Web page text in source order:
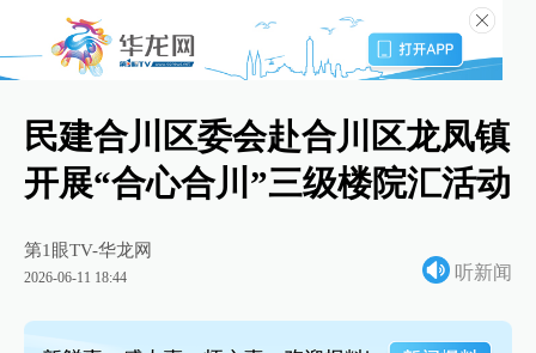
民建合川区委会赴合川区龙凤镇
开展“合心合川”三级楼院汇活动
第1眼TV-华龙网
2026-06-11 18:44 听新闻